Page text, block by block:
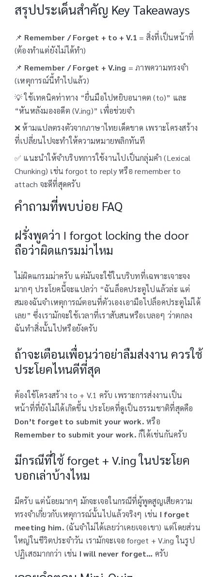
สรุปประเด็นสำคัญ Key Takeaways
📌 Remember / Forget + to + V.1 = สิ่งที่เป็นหน้าที่
(ต้องทำแต่ยังไม่ได้ทำ)
📌 Remember / Forget + V.ing = ภาพความทรงจำ
(เหตุการณ์นี้ทำไปแล้ว)
💡 ใช้เทคนิคท่าทาง “ยื่นมือไปหยิบอนาคต (to)” และ
“หันหลังมองอดีต (V.ing)” เพื่อช่วยจำ
❌ ห้ามแปลตรงตัวจากภาษาไทยเด็ดขาด เพราะโครงสร้าง
ที่เปลี่ยนไปจะทำให้ความหมายพลิกทันที
✅ แนะนำให้จำบริบทการใช้งานไปเป็นกลุ่มคำ (Lexical
Chunking) เช่น forgot to reply หรือ remember to
attach จะดีที่สุดครับ
คำถามที่พบบ่อย FAQ
ฝรั่งพูดว่า I forgot locking the door
ถือว่าผิดแกรมม่าไหม
ไม่ผิดแกรมม่าครับ แต่มันจะใช้ในบริบทที่เฉพาะเจาะจง
มากๆ ประโยคนี้จะแปลว่า “ฉันล็อคประตูไปแล้วล่ะ แต่
สมองฉันจำเหตุการณ์ตอนที่ตัวเองเอามือไปล็อคประตูไม่ได้
เลย” ซึ่งเรามักจะใช้เวลาที่เราสับสนหรือเบลอๆ ว่าตกลง
ฉันทำสิ่งนั้นไปหรือยังครับ
ถ้าจะเตือนเพื่อนว่าอย่าลืมส่งงาน ควรใช้
ประโยคไหนดีที่สุด
ต้องใช้โครงสร้าง to + V.1 ครับ เพราะการส่งงานเป็น
หน้าที่ที่ยังไม่ได้เกิดขึ้น ประโยคที่ดูเป็นธรรมชาติที่สุดคือ
Don’t forget to submit your work. หรือ
Remember to submit your work. ก็ได้เช่นกันครับ
มีกรณีที่ใช้ forget + V.ing ในประโยค
บอกเล่าบ้างไหม
มีครับ แต่น้อยมากๆ มักจะเจอในกรณีที่ผู้พูดสูญเสียความ
ทรงจำเกี่ยวกับเหตุการณ์นั้นไปแล้วจริงๆ เช่น I forget
meeting him. (ฉันจำไม่ได้เลยว่าเคยเจอเขา) แต่โดยส่วน
ใหญ่ในชีวิตประจำวัน เรามักจะเจอ forget + V.ing ในรูป
ปฏิเสธมากกว่า เช่น I will never forget… ครับ